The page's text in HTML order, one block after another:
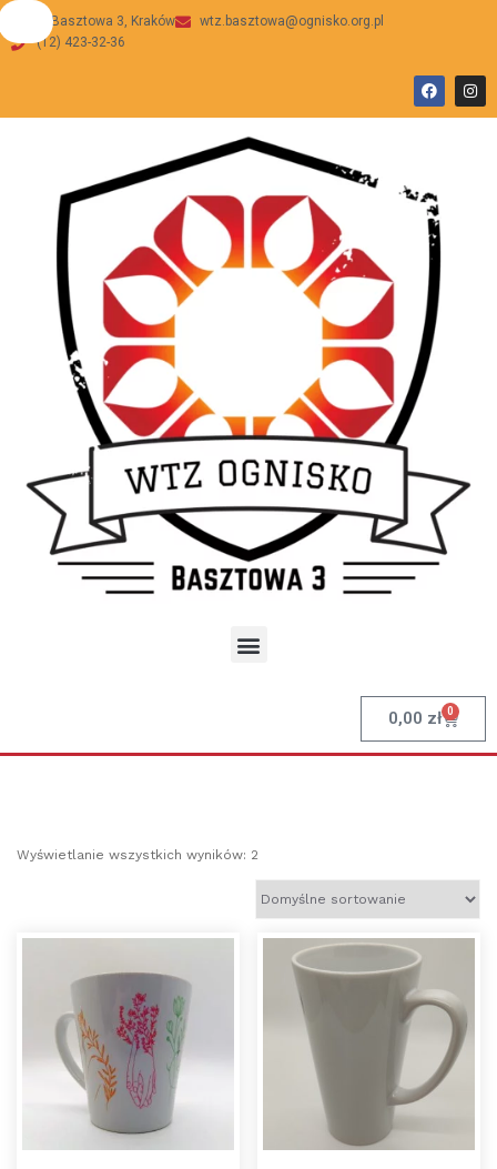
ul Basztowa 3, Kraków
wtz.basztowa@ognisko.org.pl
(12) 423-32-36
0,00 zł 0
Wyświetlanie wszystkich wyników: 2